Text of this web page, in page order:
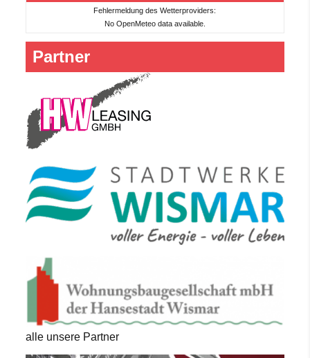
Fehlermeldung des Wetterproviders:
No OpenMeteo data available.
Partner
alle unsere Partner